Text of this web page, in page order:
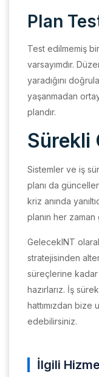
Plan
Test edilmemiş
varsayımdır.
yaradığını
yaşanmadan
plandır.
Sürekli
Sistemler ve iş
planı da
kriz anında
planın her zaman
GelecekINT
stratejisinden
süreçlerine kadar
hazırlarız. İş
hattımızdan
edebilirsiniz.
İlgili